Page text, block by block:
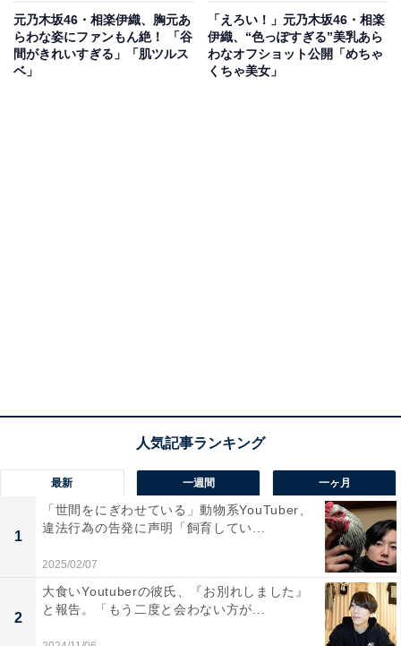
元乃木坂46・相楽伊織、胸元あ
らわな姿にファンもん絶！ 「谷
間がきれいすぎる」「肌ツルス
ベ」
「えろい！」元乃木坂46・相楽
伊織、“色っぽすぎる”美乳あら
わなオフショット公開「めちゃ
くちゃ美女」
最新 一週間 一ヶ月
1
「世間をにぎわせている」動物系YouTuber、
違法行為の告発に声明「飼育してい...
2025/02/07
2
大食いYoutuberの彼氏、『お別れしました』
と報告。「もう二度と会わない方が...